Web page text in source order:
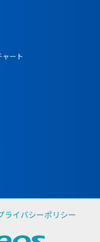
ート
ライバシーポリシー